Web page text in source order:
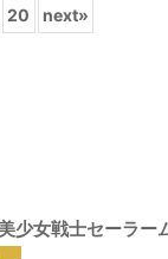
20 next»
女戦士セーラー